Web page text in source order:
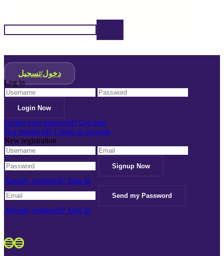
دخول/تسجيل
Log in
Forgot your password? Get help
Not registered? Create an account
New registration
Already registered? Sign In
Already registered? Sign In